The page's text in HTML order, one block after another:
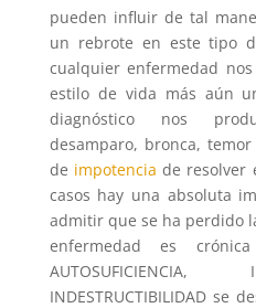
pueden influir de tal
un rebrote en este tipo
cualquier enfermedad
estilo de vida más aún
diagnóstico nos
desamparo, bronca,
de impotencia de resolver
casos hay una absoluta
admitir que se ha perdido
enfermedad es
AUTOSUFICIENCIA,
INDESTRUCTIBILIDAD se